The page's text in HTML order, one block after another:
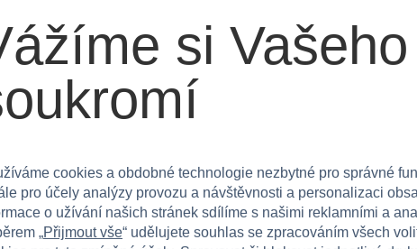
po zábavě a dobrodružství ve společnosti oblíbených
hry doma.
tento kostým ještě dnes! Vaše malá víla určitě
si Vašeho
cookies a obdobné technologie nezbytné pro správné
pro účely analýzy provozu a návštěvnosti a personalizaci
o užívání našich stránek sdílíme s našimi reklamními a
„Přijmout vše“ udělujete souhlas se zpracováním všech